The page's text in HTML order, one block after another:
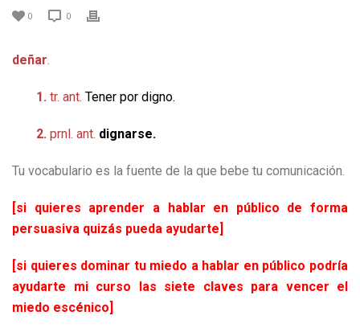
0 0
deñar.
1. tr. ant. Tener por digno.
2. prnl. ant. dignarse.
Tu vocabulario es la fuente de la que bebe tu comunicación.
[si quieres aprender a hablar en público de forma
persuasiva quizás pueda ayudarte]
[si quieres dominar tu miedo a hablar en público podría
ayudarte mi curso las siete claves para vencer el
miedo escénico]